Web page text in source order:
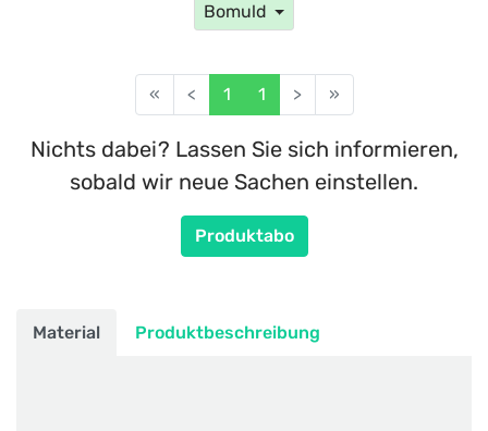
Bomuld
« < 1 1 > »
Nichts dabei? Lassen Sie sich informieren,
sobald wir neue Sachen einstellen.
Produktabo
Material Produktbeschreibung